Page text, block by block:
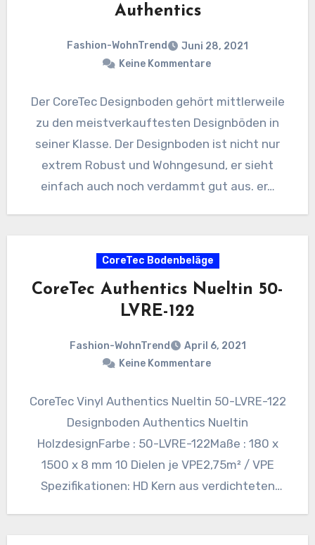
Authentics
Fashion-WohnTrend
Juni 28, 2021
Keine Kommentare
Der CoreTec Designboden gehört mittlerweile
zu den meistverkauftesten Designböden in
seiner Klasse. Der Designboden ist nicht nur
extrem Robust und Wohngesund, er sieht
einfach auch noch verdammt gut aus. er…
CoreTec Bodenbeläge
CoreTec Authentics Nueltin 50-
LVRE-122
Fashion-WohnTrend
April 6, 2021
Keine Kommentare
CoreTec Vinyl Authentics Nueltin 50-LVRE-122
Designboden Authentics Nueltin
HolzdesignFarbe : 50-LVRE-122Maße : 180 x
1500 x 8 mm 10 Dielen je VPE2,75m² / VPE
Spezifikationen: HD Kern aus verdichteten